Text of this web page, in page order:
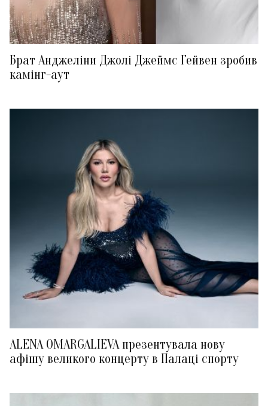
Брат Анджеліни Джолі Джеймс Гейвен зробив
камінг-аут
ALENA OMARGALIEVA презентувала нову
афішу великого концерту в Палаці спорту